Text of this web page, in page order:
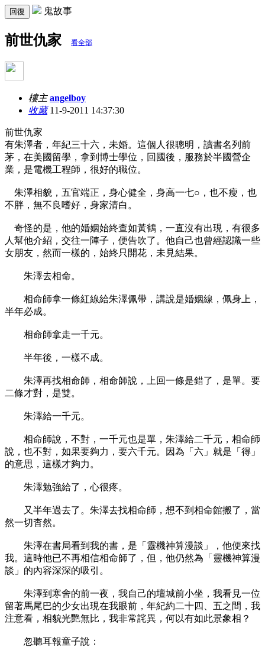
回復 鬼故事
前世仇家 看全部
樓主 angelboy
收藏11-9-2011 14:37:30
前世仇家
有朱澤者，年紀三十六，未婚。這個人很聰明，讀書名列前
茅，在美國留學，拿到博士學位，回國後，服務於半國營企
業，是電機工程師，很好的職位。
朱澤相貌，五官端正，身心健全，身高一七○，也不瘦，也
不胖，無不良嗜好，身家清白。
奇怪的是，他的婚姻始終查如黃鶴，一直沒有出現，有很多
人幫他介紹，交往一陣子，便告吹了。他自己也曾經認識一些
女朋友，然而一樣的，始終只開花，未見結果。
朱澤去相命。
相命師拿一條紅線給朱澤佩帶，講說是婚姻線，佩身上，
半年必成。
相命師拿走一千元。
半年後，一樣不成。
朱澤再找相命師，相命師說，上回一條是錯了，是單。要
二條才對，是雙。
朱澤給一千元。
相命師說，不對，一千元也是單，朱澤給二千元，相命師
說，也不對，如果要夠力，要六千元。因為「六」就是「得」
的意思，這樣才夠力。
朱澤勉強給了，心很疼。
又半年過去了。朱澤去找相命師，想不到相命館搬了，當
然一切杳然。
朱澤在書局看到我的書，是「靈機神算漫談」，他便來找
我。這時他已不再相信相命師了，但，他仍然為「靈機神算漫
談」的內容深深的吸引。
朱澤到寒舍的前一夜，我自己的壇城前小坐，我看見一位
留著馬尾巴的少女出現在我眼前，年紀約二十四、五之間，我
注意看，相貌光艷無比，我非常詫異，何以有如此景象相？
忽聽耳報童子說：